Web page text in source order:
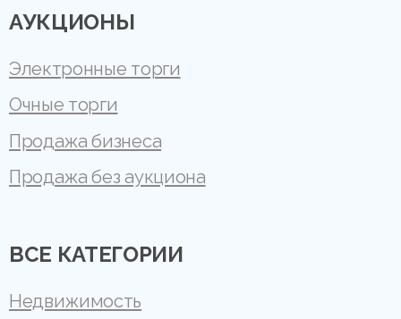
АУКЦИОНЫ
Электронные торги
Очные торги
Продажа бизнеса
Продажа без аукциона
ВСЕ КАТЕГОРИИ
Недвижимость